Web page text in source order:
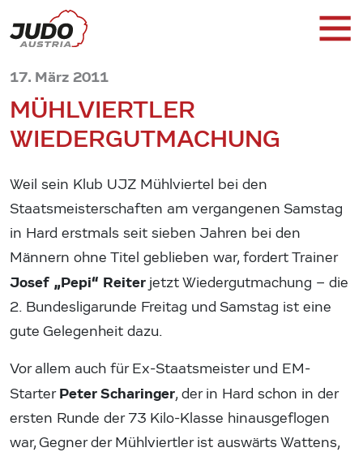
17. März 2011
MÜHLVIERTLER
WIEDERGUTMACHUNG
Weil sein Klub UJZ Mühlviertel bei den
Staatsmeisterschaften am vergangenen Samstag
in Hard erstmals seit sieben Jahren bei den
Männern ohne Titel geblieben war, fordert Trainer
Josef „Pepi“ Reiter jetzt Wiedergutmachung – die
2. Bundesligarunde Freitag und Samstag ist eine
gute Gelegenheit dazu.
Vor allem auch für Ex-Staatsmeister und EM-
StarterPeter Scharinger, der in Hard schon in der
ersten Runde der 73 Kilo-Klasse hinausgeflogen
war, Gegner der Mühlviertler ist auswärts Wattens,